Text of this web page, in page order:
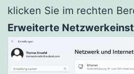
klicken Sie im rechten
Erweiterte